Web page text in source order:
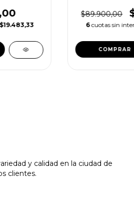
$19.483,33
$89.900,00
6 cuotas sin
COMPRAR
y calidad en la ciudad de
clientes.